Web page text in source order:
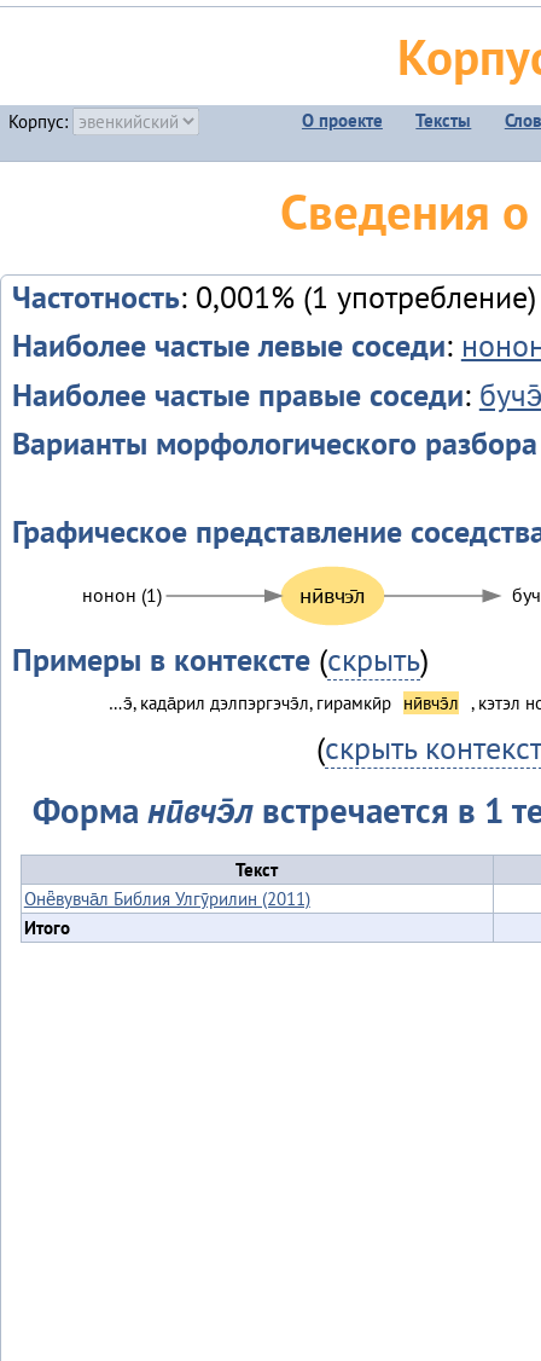
Корпус: О проекте Тексты
Сведения
Частотность: 0,001% (1 употребление)
Наиболее частые левые соседи:
Наиболее частые правые соседи:
Варианты морфологического разбора
Графическое представление
нӣвчэ̄л
нонон (1)
Примеры в контексте(скрыть)
…э̄, када̄рил дэлпэргэчэ̄л, гирамкӣр нӣвчэ̄л , кэтэл
(скрыть контекст
Форманӣвчэ̄л встречается в 1
Текст
Онё̄вувча̄л Библия Улгӯрилин (2011)
Итого